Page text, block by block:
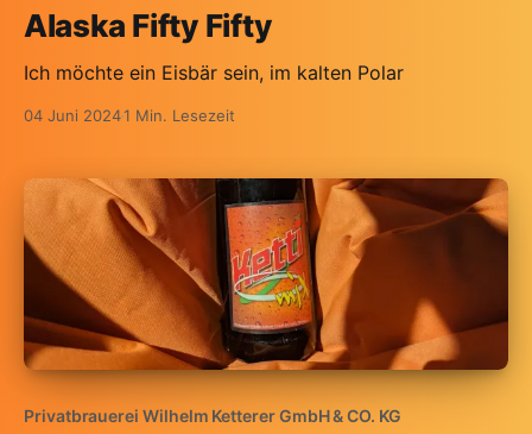
Alaska Fifty Fifty
Ich möchte ein Eisbär sein, im kalten Polar
04 Juni 20241 Min. Lesezeit
Privatbrauerei Wilhelm Ketterer GmbH & CO. KG